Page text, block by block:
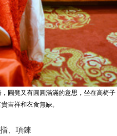
圓凳又有圓圓滿滿的意思，坐在高椅子
吉祥和衣食無缺。
、項鍊